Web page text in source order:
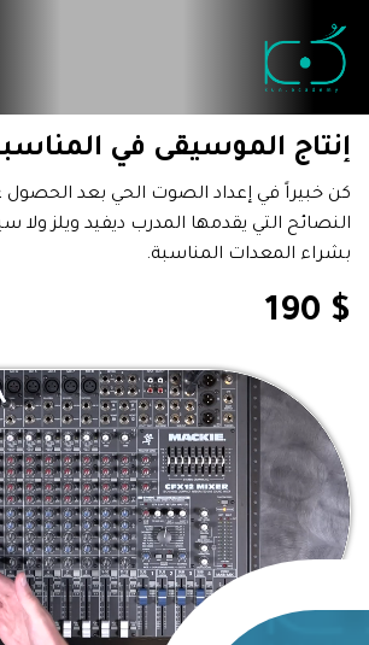
إنتاج الموسيقى في
كن خبيراً في إعداد الصوت الحي بعد الحصول
النصائح التي يقدمها المدرب ديفيد ويلز ولا
بشراء المعدات المناسبة.
$ 190